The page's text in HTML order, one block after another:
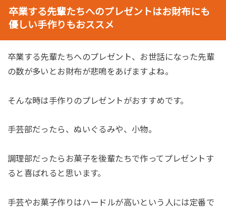
卒業する先輩たちへのプレゼントはお財布にも
優しい手作りもおススメ
卒業する先輩たちへのプレゼント、お世話になった先輩
の数が多いとお財布が悲鳴をあげますよね。
そんな時は手作りのプレゼントがおすすめです。
手芸部だったら、ぬいぐるみや、小物。
調理部だったらお菓子を後輩たちで作ってプレゼントす
ると喜ばれると思います。
手芸やお菓子作りはハードルが高いという人には定番で